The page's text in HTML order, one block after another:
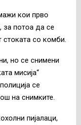
кои прво
за потоа да се
стоката со комби.
но се снимени
мисија“
се
на снимките.
пијалаци,